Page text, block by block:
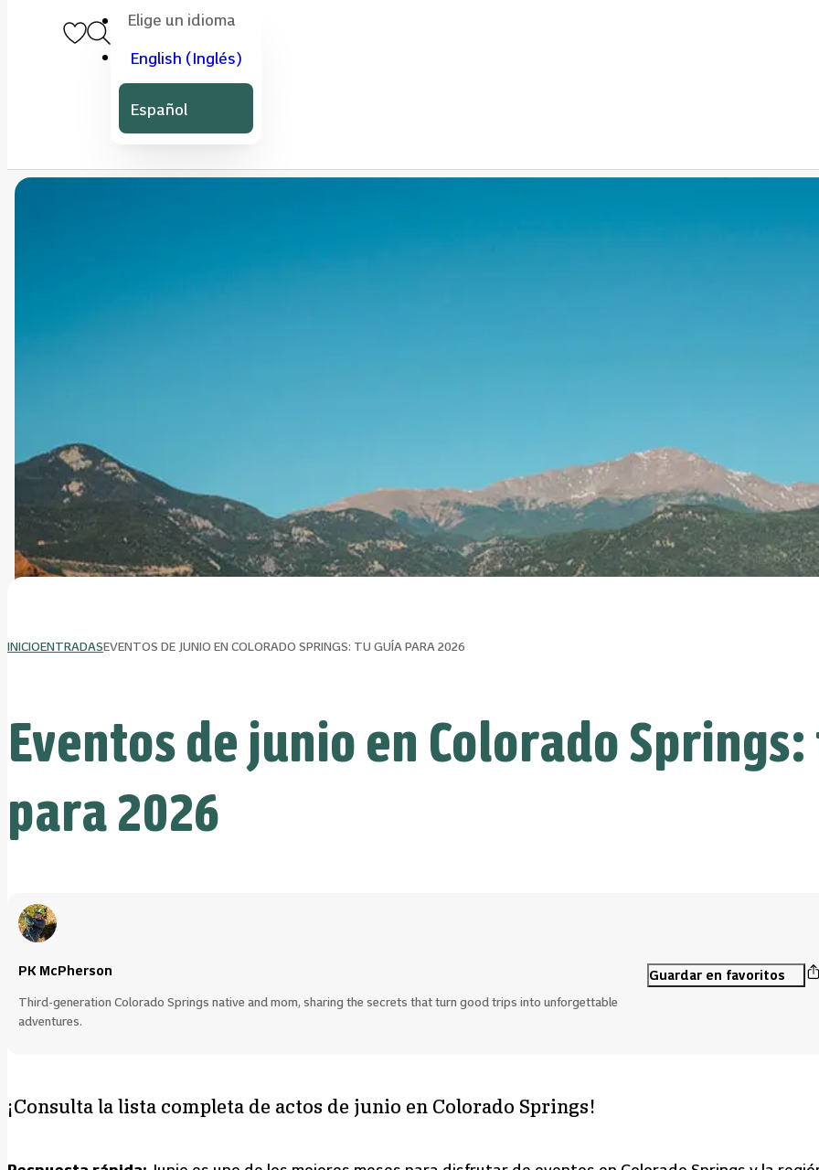
Elige un idioma
English (Inglés)
Español
INICIOENTRADASEVENTOS DE JUNIO EN COLORADO SPRINGS: TU GUÍA PARA 2026
Eventos de junio en Colorado
para 2026
PK McPherson
Third-generation Colorado Springs native and mom, sharing the secrets that turn good trips into unforgettable
adventures.
Guardar en favoritos
¡Consulta la lista completa de actos de junio en Colorado Springs!